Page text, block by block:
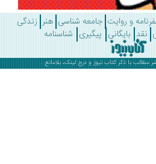
روایت جامعه شناسی هنر زندگی
بایگانی پیگیری شناسنامه
ذکرکتاب نیوز و درج لینک، بلامانع .